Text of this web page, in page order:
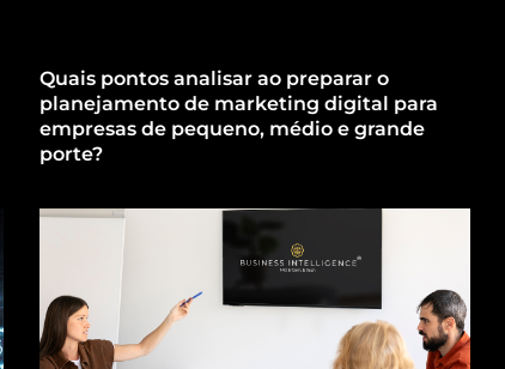
Quais pontos analisar ao preparar o
planejamento de marketing digital para
empresas de pequeno, médio e grande
porte?